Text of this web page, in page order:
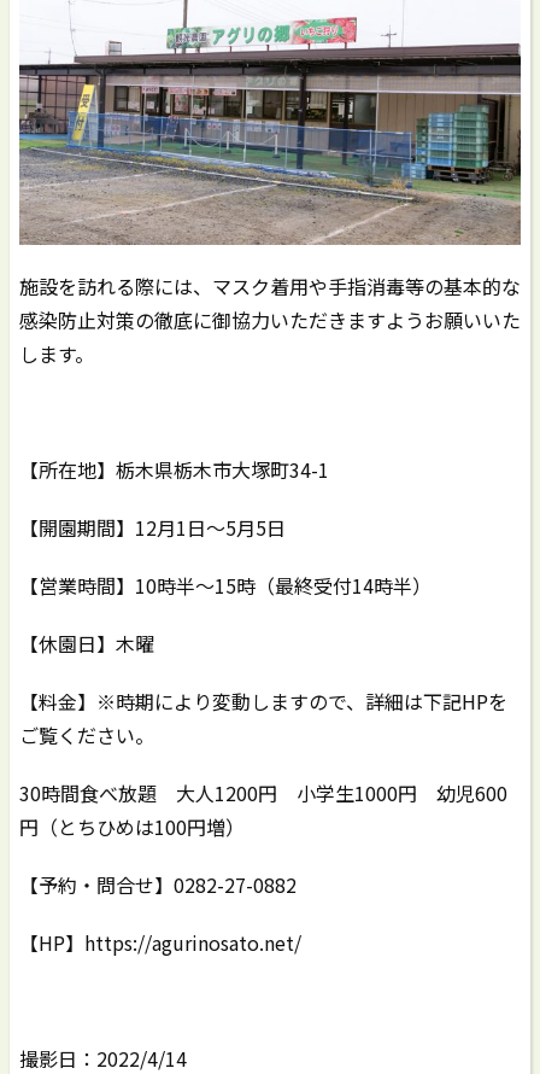
施設を訪れる際には、マスク着用や手指消毒等の基本的な
感染防止対策の徹底に御協力いただきますようお願いいた
します。
【所在地】栃木県栃木市大塚町34-1
【開園期間】12月1日～5月5日
【営業時間】10時半～15時（最終受付14時半）
【休園日】木曜
【料金】※時期により変動しますので、詳細は下記HPを
ご覧ください。
30時間食べ放題 大人1200円 小学生1000円 幼児600
円（とちひめは100円増）
【予約・問合せ】0282-27-0882
【HP】https://agurinosato.net/
撮影日：2022/4/14